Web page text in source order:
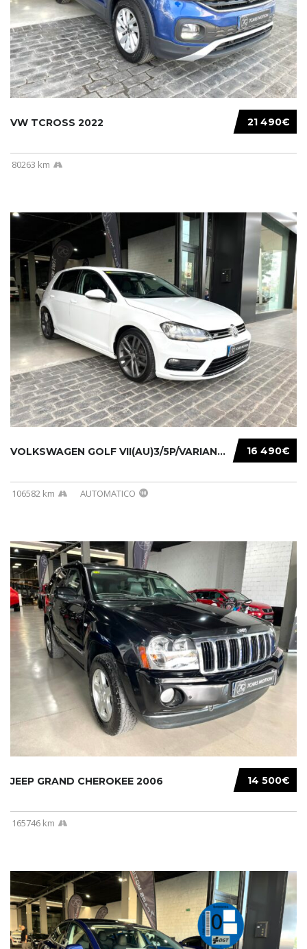
21 490€
VW TCROSS 2022
80263 km
16 490€
VOLKSWAGEN GOLF VII(AU)3/5P/VARIANT(12-16 20...
106582 km AUTOMATICO
14 500€
JEEP GRAND CHEROKEE 2006
165746 km